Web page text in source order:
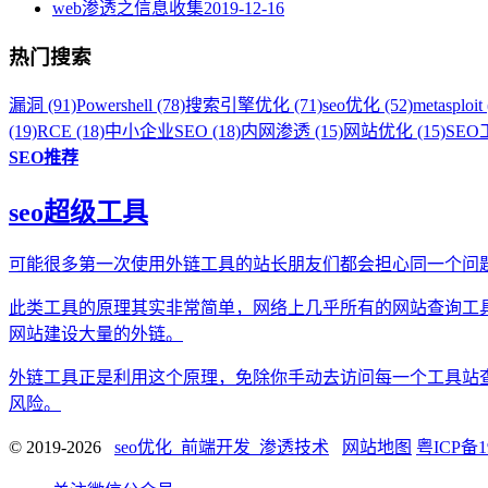
web渗透之信息收集2019-12-16
热门搜索
漏洞 (91)Powershell (78)搜索引擎优化 (71)seo优化 (52)metasploit
(19)RCE (18)中小企业SEO (18)内网渗透 (15)网站优化 (15)SEO
SEO推荐
seo超级工具
可能很多第一次使用外链工具的站长朋友们都会担心同一个
此类工具的原理其实非常简单，网络上几乎所有的网站查询
网站建设大量的外链。
外链工具正是利用这个原理，免除你手动去访问每一个工具
风险。
© 2019-2026 seo优化_前端开发_渗透技术 网站地图 粤ICP备